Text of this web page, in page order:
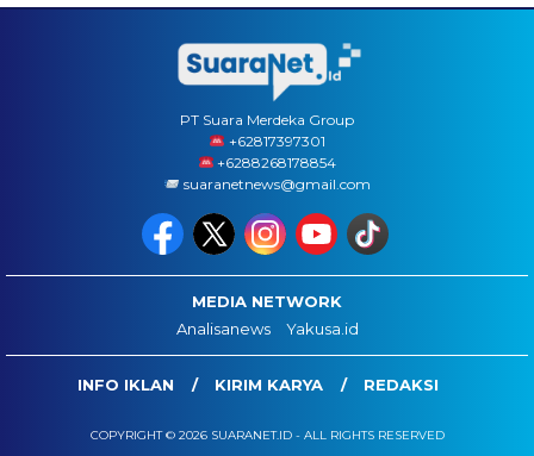
PT Suara Merdeka Group
‪+62817397301
+6288268178854
suaranetnews@gmail.com
MEDIA NETWORK
Analisanews
Yakusa.id
INFO IKLAN KIRIM KARYA REDAKSI
COPYRIGHT © 2026 SUARANET.ID - ALL RIGHTS RESERVED